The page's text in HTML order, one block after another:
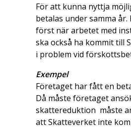
För att kunna nyttja
betalas under samma
först när arbetet med
ska också ha kommit till
i problem vid
Exempel
Företaget har fått en
Då måste företaget
skattereduktion måste
att Skatteverket inte